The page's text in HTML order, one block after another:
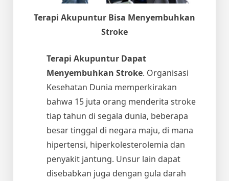
Terapi Akupuntur Bisa Menyembuhkan
Stroke
Terapi Akupuntur Dapat
Menyembuhkan Stroke. Organisasi
Kesehatan Dunia memperkirakan
bahwa 15 juta orang menderita stroke
tiap tahun di segala dunia, beberapa
besar tinggal di negara maju, di mana
hipertensi, hiperkolesterolemia dan
penyakit jantung. Unsur lain dapat
disebabkan juga dengan gula darah